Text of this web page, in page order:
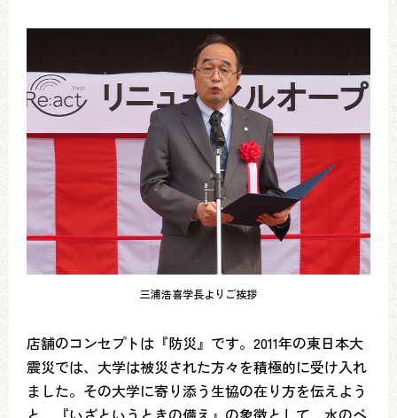
三浦浩喜学長よりご挨拶
店舗のコンセプトは『防災』です。2011年の東日本大
震災では、大学は被災された方々を積極的に受け入れ
ました。その大学に寄り添う生協の在り方を伝えよう